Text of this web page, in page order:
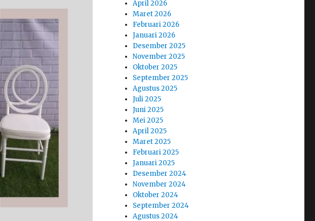
April 2026
Maret 2026
Februari 2026
Januari 2026
Desember 2025
November 2025
Oktober 2025
September 2025
Agustus 2025
Juli 2025
Juni 2025
Mei 2025
April 2025
Maret 2025
Februari 2025
Januari 2025
Desember 2024
November 2024
Oktober 2024
September 2024
Agustus 2024